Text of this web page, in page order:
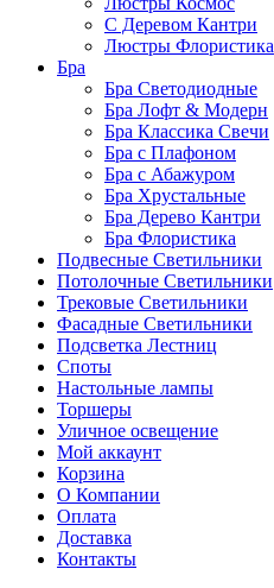
С Деревом Кантри
Люстры Флористика
Бра
Бра Светодиодные
Бра Лофт & Модерн
Бра Классика Свечи
Бра с Плафоном
Бра с Абажуром
Бра Хрустальные
Бра Дерево Кантри
Бра Флористика
Подвесные Светильники
Потолочные Светильники
Трековые Светильники
Фасадные Светильники
Подсветка Лестниц
Споты
Настольные лампы
Торшеры
Уличное освещение
Мой аккаунт
Корзина
О Компании
Оплата
Доставка
Контакты